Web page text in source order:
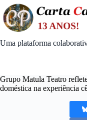
Skip
to
content
Uma plataforma
Grupo Matula Teatro
doméstica na experiência